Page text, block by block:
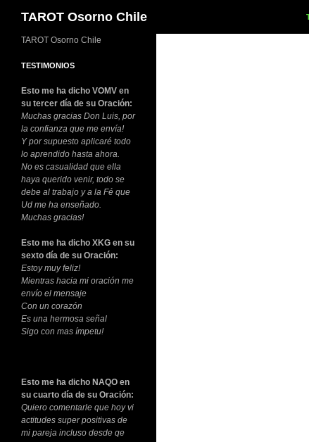
TAROT Osorno Chile
TAROT Osorno Chile
TESTIMONIOS
Esto me ha dicho VOMV en
su tercer día de su Oración:
Muchas gracias Don Luis, por
la confianza que me envía!
Y por supuesto aplicaré todo
lo aprendido hasta ahora.
No es casualidad que ella
haya querido venir, todo se
debe al trabajo y a la Fé que
Ud me ha enseñado.
Muchas gracias!
Esto me ha dicho XKG en su
sexto día de su Oración:
Estoy muy feliz!
Mientras hacia mi oración me
envío el mensaje
Con un corazón
Es una hermosa señal
Sigo con mas ímpetu!
Esto me ha dicho NAQO en
su cuarto día de su Oración:
Quiero comentarle que hoy vi
actitudes super positivas de
mi pareja incluso desde qe